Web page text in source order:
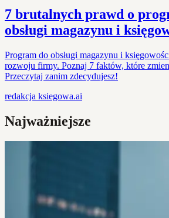
7 brutalnych prawd o
obsługi magazynu i
Program do obsługi magazynu i
rozwoju firmy. Poznaj 7 faktów, które
Przeczytaj zanim zdecydujesz!
redakcja ksiegowa.ai
Najważniejsze